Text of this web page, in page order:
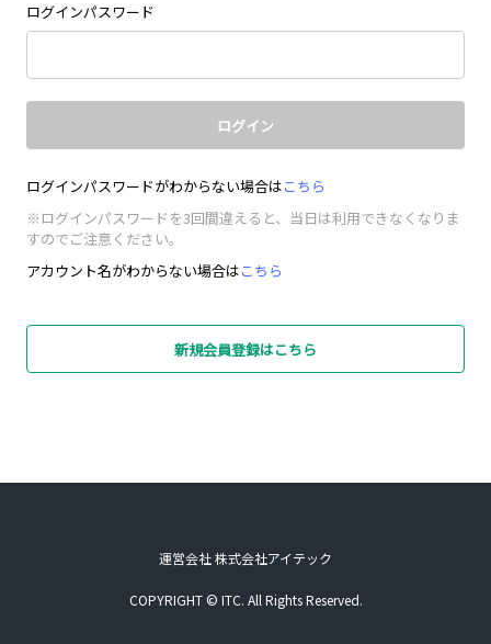
ログインパスワード
ログイン
ログインパスワードがわからない場合はこちら
※ログインパスワードを3回間違えると、当日は利用できなくなりま
すのでご注意ください。
アカウント名がわからない場合はこちら
新規会員登録はこちら
運営会社 株式会社アイテック
COPYRIGHT © ITC. All Rights Reserved.